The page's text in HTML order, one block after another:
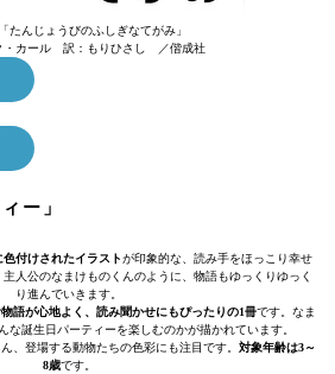
たんじょうびのふしぎなてがみ」
・カール 訳：もりひさし ／偕成社
ー」
付けされたイラストが印象的な、読み手をほっこり幸せ
人公のなまけものくんのように、物語もゆっくりゆっく
り進んでいきます。
語が心地よく、読み聞かせにもぴったりの1冊です。なま
な誕生日パーティーを楽しむのかが描かれています。
、登場する動物たちの色彩にも注目です。 対象年齢は3～
8歳です。